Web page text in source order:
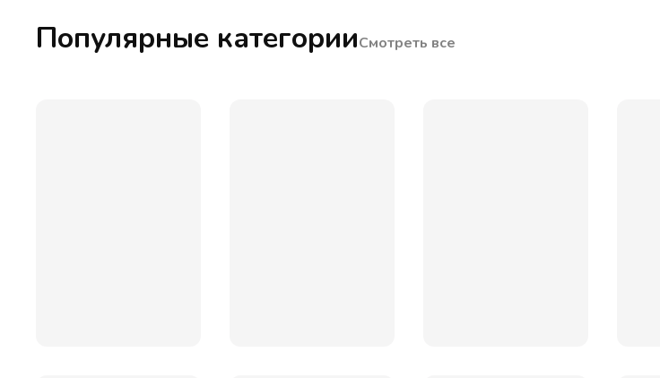
Популярные категорииСмотреть все